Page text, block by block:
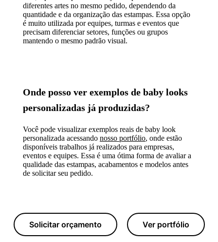
diferentes artes no mesmo pedido, dependendo da
quantidade e da organização das estampas. Essa opção
é muito utilizada por equipes, turmas e eventos que
precisam diferenciar setores, funções ou grupos
mantendo o mesmo padrão visual.
Onde posso ver exemplos de baby looks
personalizadas já produzidas?
Você pode visualizar exemplos reais de baby look
personalizada acessando nosso portfólio, onde estão
disponíveis trabalhos já realizados para empresas,
eventos e equipes. Essa é uma ótima forma de avaliar a
qualidade das estampas, acabamentos e modelos antes
de solicitar seu pedido.
Solicitar orçamento Ver portfólio